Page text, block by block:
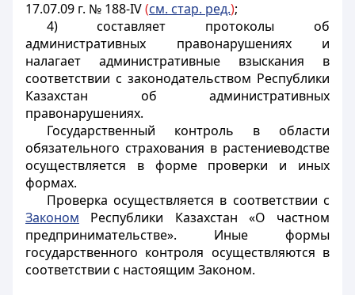
17.07.09 г. № 188-IV(см. стар. ред.);
4) составляет протоколы об
административных правонарушениях и
налагает административные взыскания в
соответствии с законодательством Республики
Казахстан об административных
правонарушениях.
Государственный контроль в области
обязательного страхования в растениеводстве
осуществляется в форме проверки и иных
формах.
Проверка осуществляется в соответствии с
Законом Республики Казахстан «О частном
предпринимательстве». Иные формы
государственного контроля осуществляются в
соответствии с настоящим Законом.